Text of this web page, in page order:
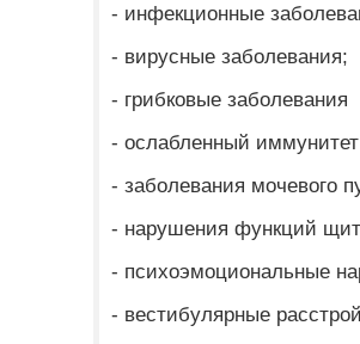
- инфекционные
- вирусные заболевания;
- грибковые заболевания
- ослабленный
- заболевания мочевого
- нарушения функций
- психоэмоциональные
- вестибулярные